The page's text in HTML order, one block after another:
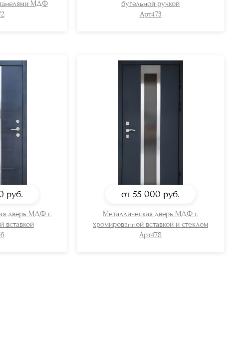
МДФ
бугельной ручкой
Арт473
руб.
дверь МДФ с
вставкой
от 55 000 руб.
Металлическая дверь МДФ с
хромированной вставкой и стеклом
Арт478